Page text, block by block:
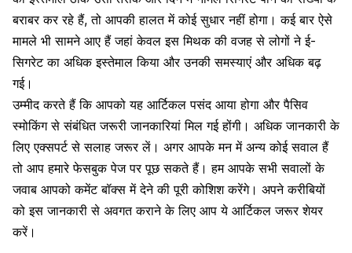
बराबर कर रहे हैं, तो आपकी हालत में कोई सुधार नहीं होगा। कई बार ऐसे
मामले भी सामने आए हैं जहां केवल इस मिथक की वजह से लोगों ने ई-
सिगरेट का अधिक इस्तेमाल किया और उनकी समस्याएं और अधिक बढ़
गई।
उम्मीद करते हैं कि आपको यह आर्टिकल पसंद आया होगा और पैसिव
स्मोकिंग से संबंधित जरूरी जानकारियां मिल गई होंगी। अधिक जानकारी के
लिए एक्सपर्ट से सलाह जरूर लें। अगर आपके मन में अन्य कोई सवाल हैं
तो आप हमारे फेसबुक पेज पर पूछ सकते हैं। हम आपके सभी सवालों के
जवाब आपको कमेंट बॉक्स में देने की पूरी कोशिश करेंगे। अपने करीबियों
को इस जानकारी से अवगत कराने के लिए आप ये आर्टिकल जरूर शेयर
करें।